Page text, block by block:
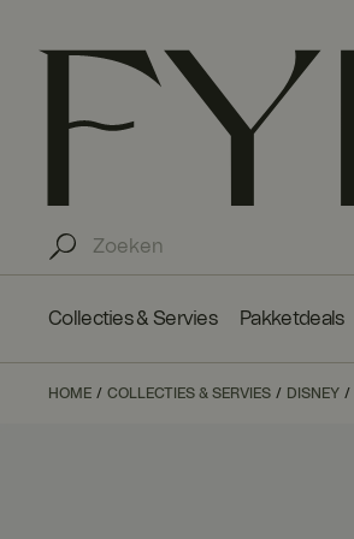
Collecties & Servies Pakketdeals
HOME COLLECTIES & SERVIES DISNEY